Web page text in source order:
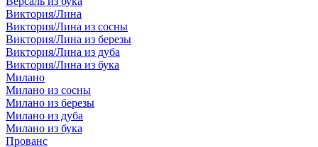
Виктория/Лина
Виктория/Лина из сосны
Виктория/Лина из березы
Виктория/Лина из дуба
Виктория/Лина из бука
Милано
Милано из сосны
Милано из березы
Милано из дуба
Милано из бука
Прованс